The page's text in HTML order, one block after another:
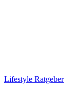
Lifestyle Ratgeber